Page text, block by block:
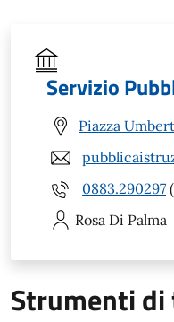
Servizio
Piazza
0883.290297
Rosa Di Palma
Strumenti